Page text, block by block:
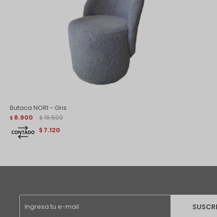
Butaca NORI - Gris
$ 8.900 $ 16.500
$ 7.120